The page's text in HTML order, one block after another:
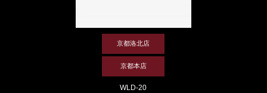
京都洛北店
京都本店
WLD-20